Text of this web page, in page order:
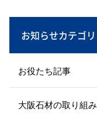
お知らせカテゴリ
お役たち記事
大阪石材の取り組み